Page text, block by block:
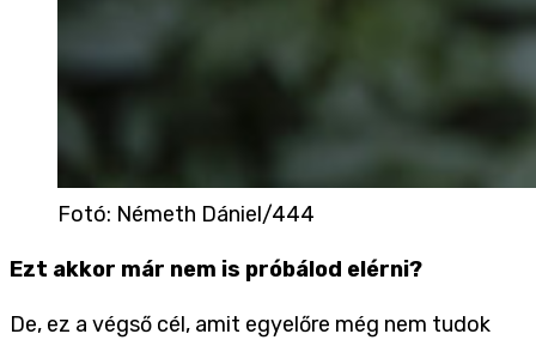
Fotó: Németh Dániel/444
Ezt akkor már nem is próbálod elérni?
De, ez a végső cél, amit egyelőre még nem tudok